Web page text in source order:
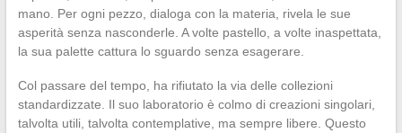
mano. Per ogni pezzo, dialoga con la materia, rivela le sue
asperità senza nasconderle. A volte pastello, a volte inaspettata,
la sua palette cattura lo sguardo senza esagerare.
Col passare del tempo, ha rifiutato la via delle collezioni
standardizzate. Il suo laboratorio è colmo di creazioni singolari,
talvolta utili, talvolta contemplative, ma sempre libere. Questo